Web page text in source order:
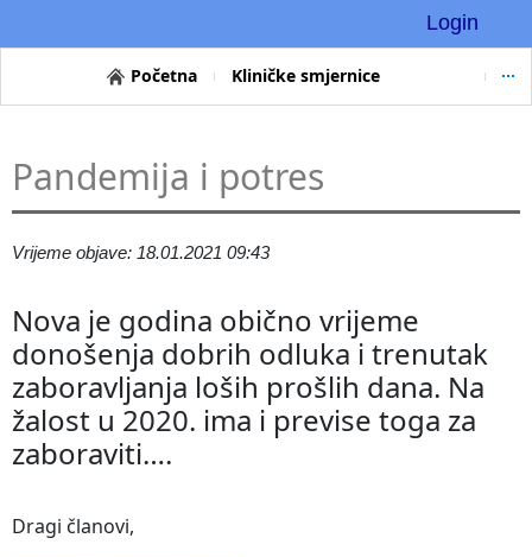
Login
Početna Kliničke smjernice
Pandemija i potres
Vrijeme objave: 18.01.2021 09:43
Nova je godina obično vrijeme
donošenja dobrih odluka i trenutak
zaboravljanja loših prošlih dana. Na
žalost u 2020. ima i previse toga za
zaboraviti….
Dragi članovi,